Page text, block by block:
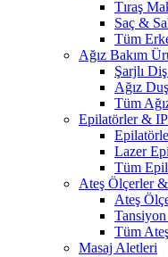
Tıraş
Saç &
Tüm
Ağız Bakım
Şarjlı Diş
Ağız
Tüm
Epilatörler &
Lazer
Tüm
Ateş Ölçerler
Ateş
Tüm
Masaj Aletleri